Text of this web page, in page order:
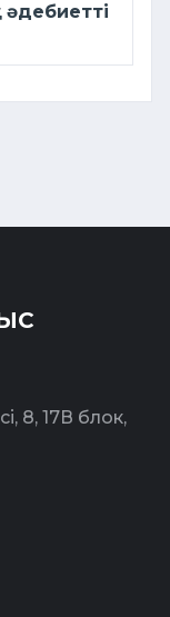
8, 17В блок,